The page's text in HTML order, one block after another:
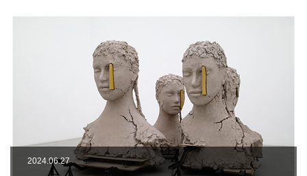
2024.06.27